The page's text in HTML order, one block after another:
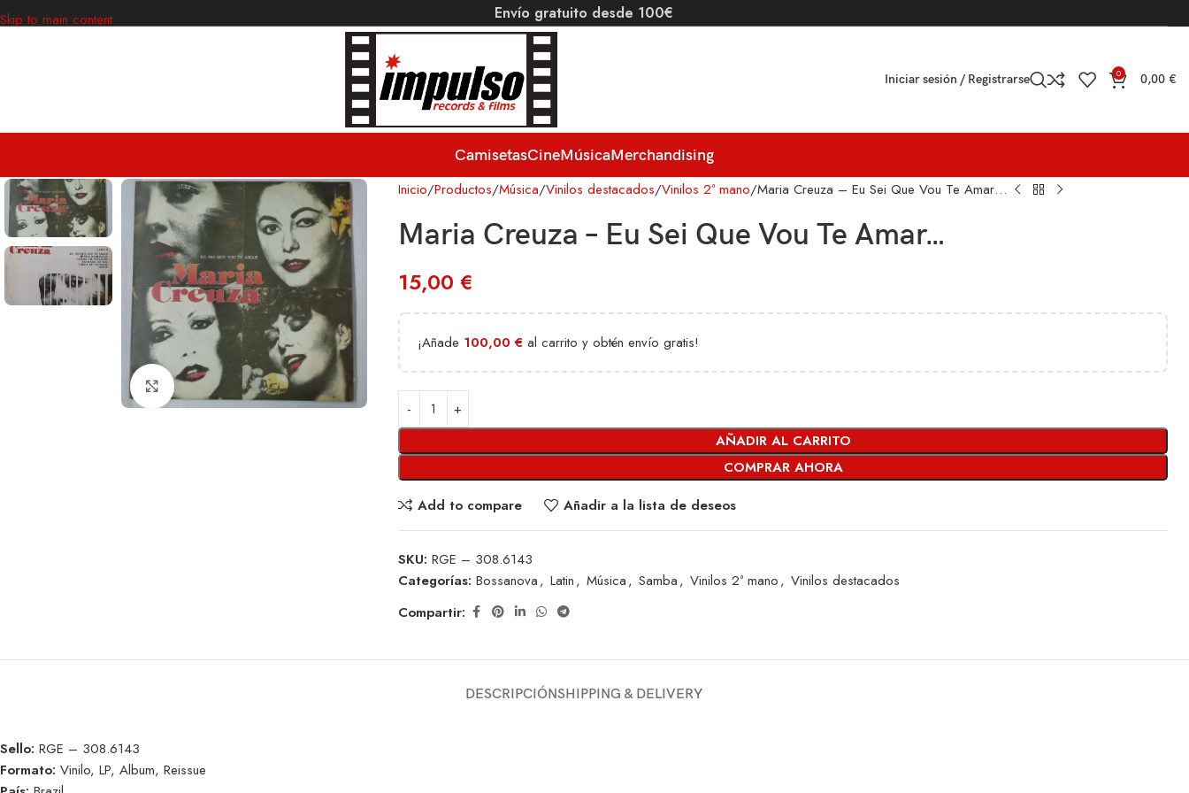
Skip to main content Envío gratuito desde 100€
Iniciar sesión / Registrarse 0 0,00 €
CamisetasCineMúsicaMerchandising
Clic para ampliar
Inicio Productos Música Vinilos destacados Vinilos 2ª mano Maria Creuza – Eu Sei Que Vou Te Amar…
Maria Creuza – Eu Sei Que Vou Te Amar…
15,00 €
¡Añade 100,00 € al carrito y obtén envío gratis!
AÑADIR AL CARRITO
COMPRAR AHORA
Add to compare
Añadir a la lista de deseos
SKU: RGE – 308.6143
Categorías: Bossanova, Latin, Música, Samba, Vinilos 2ª mano, Vinilos destacados
Compartir:
DESCRIPCIÓNSHIPPING & DELIVERY
Sello: RGE – 308.6143
Formato: Vinilo, LP, Album, Reissue